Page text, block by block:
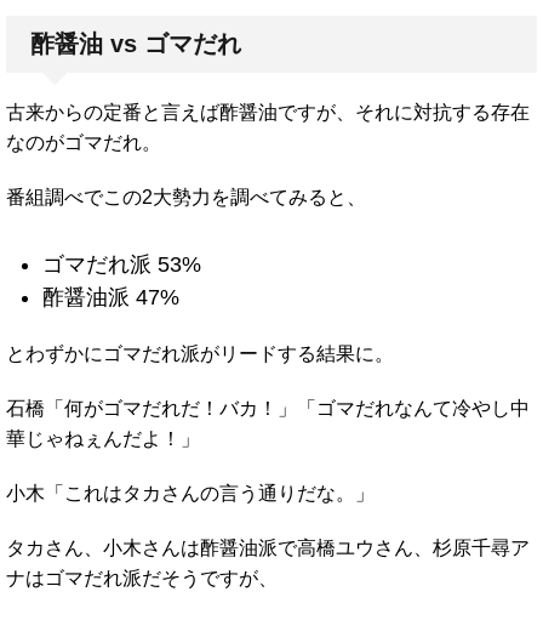
酢醤油 vs ゴマだれ
古来からの定番と言えば酢醤油ですが、それに対抗する存在
なのがゴマだれ。
番組調べでこの2大勢力を調べてみると、
ゴマだれ派 53%
酢醤油派 47%
とわずかにゴマだれ派がリードする結果に。
石橋「何がゴマだれだ！バカ！」「ゴマだれなんて冷やし中
華じゃねぇんだよ！」
小木「これはタカさんの言う通りだな。」
タカさん、小木さんは酢醤油派で高橋ユウさん、杉原千尋ア
ナはゴマだれ派だそうですが、